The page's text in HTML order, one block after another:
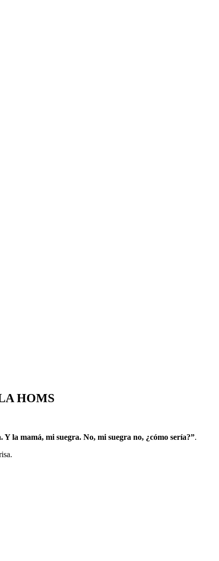
HOMS
la mamá, mi suegra. No, mi suegra no, ¿cómo sería?”.